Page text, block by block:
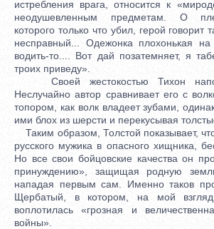
истребления врага, относится к
неодушевленным предметам. О
которого только что убил, герой говорит
несправный... Одежонка плохонькая
водить-то.... Вот дай позатемняет, я
троих приведу».
Своей жестокостью Тихон
Неслучайно автор сравнивает его с
топором, как волк владеет зубами,
ими блох из шерсти и перекусывая
Таким образом, Толстой показывает,
русского мужика в опасного хищника,
Но все свои бойцовские качества он
принуждению», защищая родную
нападая первым сам. Именно таков
Щербатый, в котором, на мой
воплотилась «грозная и
войны».